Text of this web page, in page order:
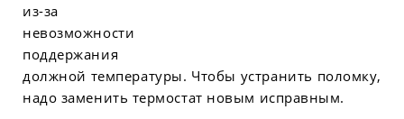
из-за
невозможности
поддержания
должной температуры. Чтобы устранить поломку,
надо заменить термостат новым исправным.